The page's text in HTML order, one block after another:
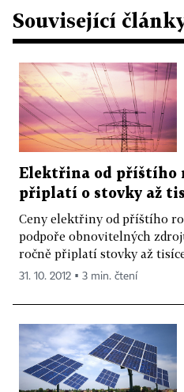
Související
Elektřina od příštího
připlatí o stovky až
Ceny elektřiny od příštího
podpoře obnovitelných
ročně připlatí stovky až
31. 10. 2012 ▪ 3 min. čtení